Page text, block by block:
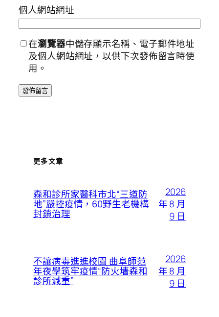
個人網站網址
在瀏覽器中儲存顯示名稱、電子郵件地址
及個人網站網址，以供下次發佈留言時使
用。
更多文章
森和診所家醫科市北“三道防
地”嚴控疫情，60野生老機構
封鎖治理
2026
年 8 月
9 日
不讓病毒進進校園 曲阜師范
年夜學筑牢疫情“防火墻森和
診所減重”
2026
年 8 月
9 日